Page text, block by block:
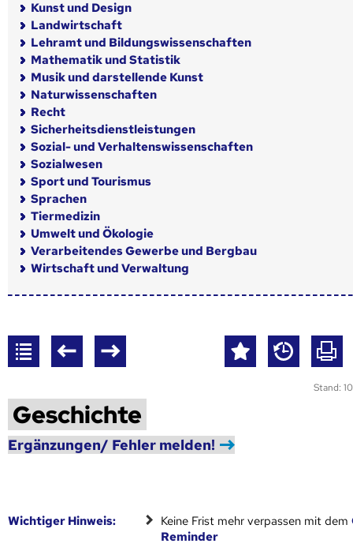
Kunst und Design
Landwirtschaft
Lehramt und Bildungswissenschaften
Mathematik und Statistik
Musik und darstellende Kunst
Naturwissenschaften
Recht
Sicherheitsdienstleistungen
Sozial- und Verhaltenswissenschaften
Sozialwesen
Sport und Tourismus
Sprachen
Tiermedizin
Umwelt und Ökologie
Verarbeitendes Gewerbe und Bergbau
Wirtschaft und Verwaltung
Stand:
Geschichte
Ergänzungen/ Fehler melden!
Wich­ti­ger Hin­weis: Keine Frist mehr verpassen mit dem
Reminder